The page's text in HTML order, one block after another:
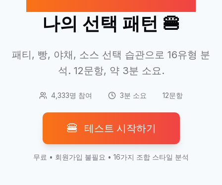
나의 선택 패턴 🍔
패티, 빵, 야채, 소스 선택 습관으로 16유형 분
석. 12문항, 약 3분 소요.
4,333명 참여 3분 소요 12문항
🍔 테스트 시작하기
무료 • 회원가입 불필요 • 16가지 조합 스타일 분석